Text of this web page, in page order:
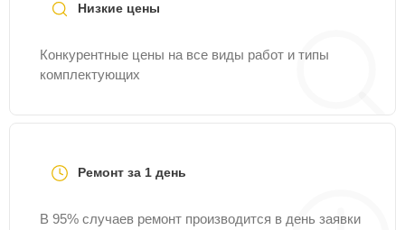
Низкие цены
Конкурентные цены на все виды работ и типы
комплектующих
Ремонт за 1 день
В 95% случаев ремонт производится в день заявки